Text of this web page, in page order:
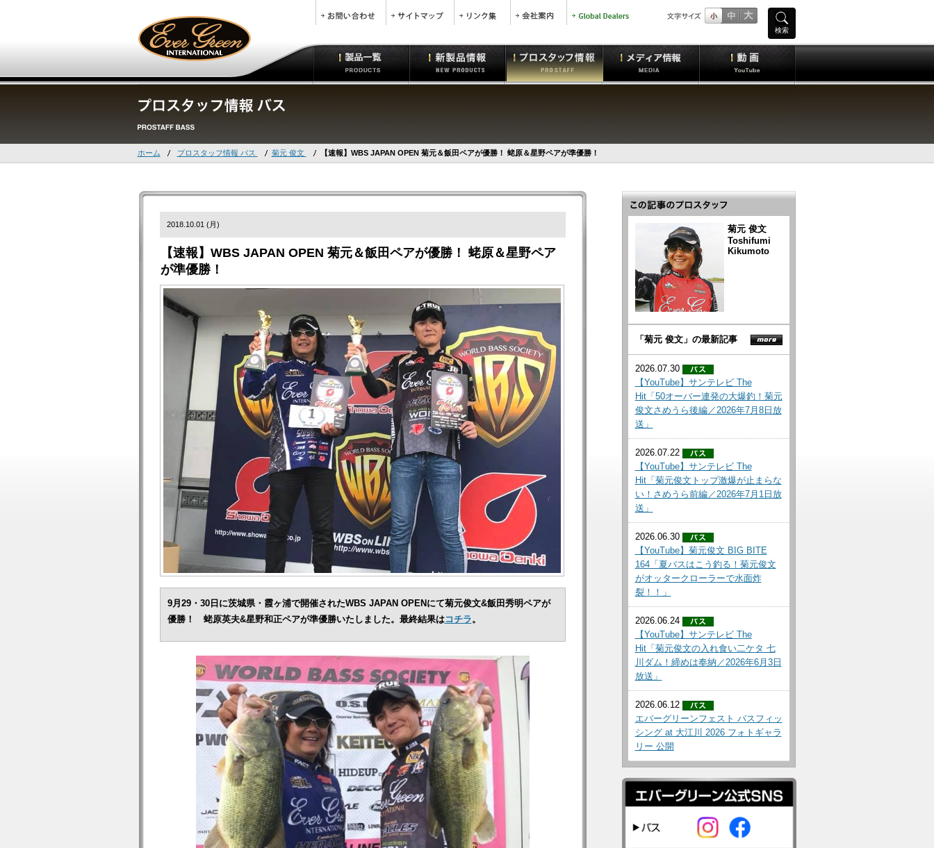
検索
ホーム プロスタッフ情報 バス 菊元 俊文 【速報】WBS JAPAN OPEN 菊元＆飯田ペアが優勝！ 蛯原＆星野ペアが準優勝！
2018.10.01 (月)
【速報】WBS JAPAN OPEN 菊元＆飯田ペアが優勝！ 蛯原＆星野ペア
が準優勝！
9月29・30日に茨城県・霞ヶ浦で開催されたWBS JAPAN OPENにて菊元俊文&飯田秀明ペアが
優勝！ 蛯原英夫&星野和正ペアが準優勝いたしました。最終結果はコチラ。
菊元 俊文
Toshifumi
Kikumoto
「菊元 俊文」の最新記事
2026.07.30
【YouTube】サンテレビ The
Hit「50オーバー連発の大爆釣！菊元
俊文さめうら後編／2026年7月8日放
送」
2026.07.22
【YouTube】サンテレビ The
Hit「菊元俊文トップ激爆が止まらな
い！さめうら前編／2026年7月1日放
送」
2026.06.30
【YouTube】菊元俊文 BIG BITE
164「夏バスはこう釣る！菊元俊文
がオッタークローラーで水面炸
裂！！」
2026.06.24
【YouTube】サンテレビ The
Hit「菊元俊文の入れ食い二ケタ 七
川ダム！締めは奉納／2026年6月3日
放送」
2026.06.12
エバーグリーンフェスト バスフィッ
シング at 大江川 2026 フォトギャラ
リー 公開